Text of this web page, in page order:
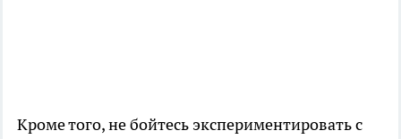
Кроме того, не бойтесь экспериментировать с